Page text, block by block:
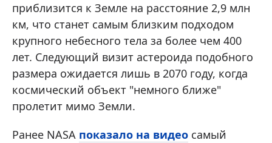
приблизится к Земле на расстояние 2,9 млн
км, что станет самым близким подходом
крупного небесного тела за более чем 400
лет. Следующий визит астероида подобного
размера ожидается лишь в 2070 году, когда
космический объект "немного ближе"
пролетит мимо Земли.
Ранее NASA показало на видео самый